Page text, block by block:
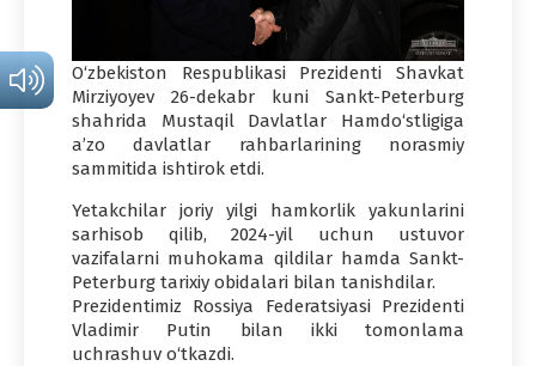
O‘zbekiston Respublikasi Prezidenti Shavkat
Mirziyoyev 26-dekabr kuni Sankt-Peterburg
shahrida Mustaqil Davlatlar Hamdo‘stligiga
a’zo davlatlar rahbarlarining norasmiy
sammitida ishtirok etdi.
Yetakchilar joriy yilgi hamkorlik yakunlarini
sarhisob qilib, 2024-yil uchun ustuvor
vazifalarni muhokama qildilar hamda Sankt-
Peterburg tarixiy obidalari bilan tanishdilar.
Prezidentimiz Rossiya Federatsiyasi Prezidenti
Vladimir Putin bilan ikki tomonlama
uchrashuv o‘tkazdi.